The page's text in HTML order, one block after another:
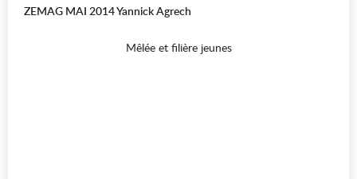
ZEMAG MAI 2014 Yannick Agrech
Mêlée et filière jeunes